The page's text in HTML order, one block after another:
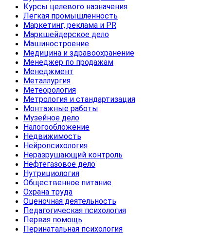
Курсы целевого назначения
Легкая промышленность
Маркетинг, реклама и PR
Маркшейдерское дело
Машиностроение
Медицина и здравоохранение
Менеджер по продажам
Менеджмент
Металлургия
Метеорология
Метрология и стандартизация
Монтажные работы
Музейное дело
Налогообложение
Недвижимость
Нейропсихология
Неразрушающий контроль
Нефтегазовое дело
Нутрициология
Общественное питание
Охрана труда
Оценочная деятельность
Педагогическая психология
Первая помощь
Перинатальная психология